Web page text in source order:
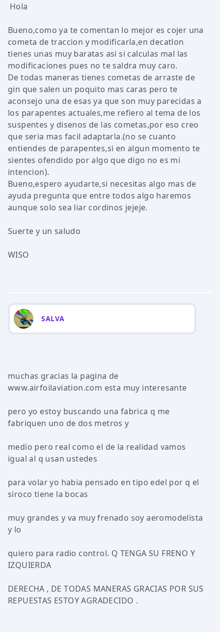
Hola
Bueno,como ya te comentan lo mejor es cojer una
cometa de traccion y modificarla,en decatlon
tienes unas muy baratas asi si calculas mal las
modificaciones pues no te saldra muy caro.
De todas maneras tienes cometas de arraste de
gin que salen un poquito mas caras pero te
aconsejo una de esas ya que son muy parecidas a
los parapentes actuales,me refiero al tema de los
suspentes y disenos de las cometas,por eso creo
que seria mas facil adaptarla.(no se cuanto
entiendes de parapentes,si en algun momento te
sientes ofendido por algo que digo no es mi
intencion).
Bueno,espero ayudarte,si necesitas algo mas de
ayuda pregunta que entre todos algo haremos
aunque solo sea liar cordinos jejeje.
Suerte y un saludo
WISO
SALVA
muchas gracias la pagina de
www.airfoilaviation.com esta muy interesante
pero yo estoy buscando una fabrica q me
fabriquen uno de dos metros y
medio pero real como el de la realidad vamos
igual al q usan ustedes
para volar yo habia pensado en tipo edel por q el
siroco tiene la bocas
muy grandes y va muy frenado soy aeromodelista
y lo
quiero para radio control. Q TENGA SU FRENO Y
IZQUIERDA
DERECHA , DE TODAS MANERAS GRACIAS POR SUS
REPUESTAS ESTOY AGRADECIDO .